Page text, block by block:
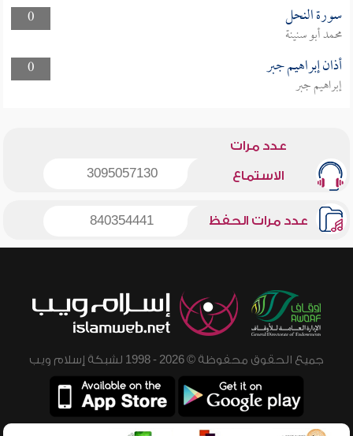
0
سورة النحل
محمد أبو سنينة
0
أذان إبراهيم جبر
إبراهيم جبر
عدد مرات
الاستماع 3095057130
عدد مرات الحفظ 840354441
جميع الحقوق محفوظة © 2026 - 1998 لشبكة إسلام ويب